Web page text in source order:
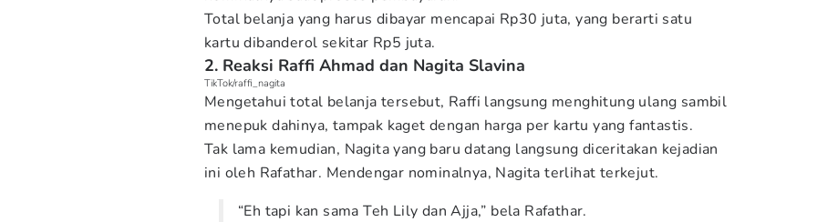
Total belanja yang harus dibayar mencapai Rp30 juta, yang berarti satu
kartu dibanderol sekitar Rp5 juta.
2. Reaksi Raffi Ahmad dan Nagita Slavina
TikTok/raffi_nagita
Mengetahui total belanja tersebut, Raffi langsung menghitung ulang sambil
menepuk dahinya, tampak kaget dengan harga per kartu yang fantastis.
Tak lama kemudian, Nagita yang baru datang langsung diceritakan kejadian
ini oleh Rafathar. Mendengar nominalnya, Nagita terlihat terkejut.
“Eh tapi kan sama Teh Lily dan Ajja,” bela Rafathar.